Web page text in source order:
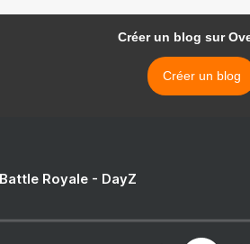
Créer un blog sur
Créer un blog
Royale - DayZ